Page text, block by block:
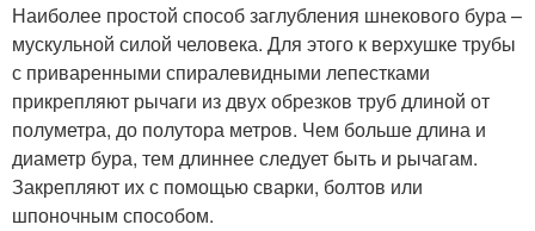
Наиболее простой способ заглубления шнекового бура –
мускульной силой человека. Для этого к верхушке трубы
с приваренными спиралевидными лепестками
прикрепляют рычаги из двух обрезков труб длиной от
полуметра, до полутора метров. Чем больше длина и
диаметр бура, тем длиннее следует быть и рычагам.
Закрепляют их с помощью сварки, болтов или
шпоночным способом.